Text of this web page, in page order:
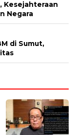
Kesejahteraan
Negara
di Sumut,